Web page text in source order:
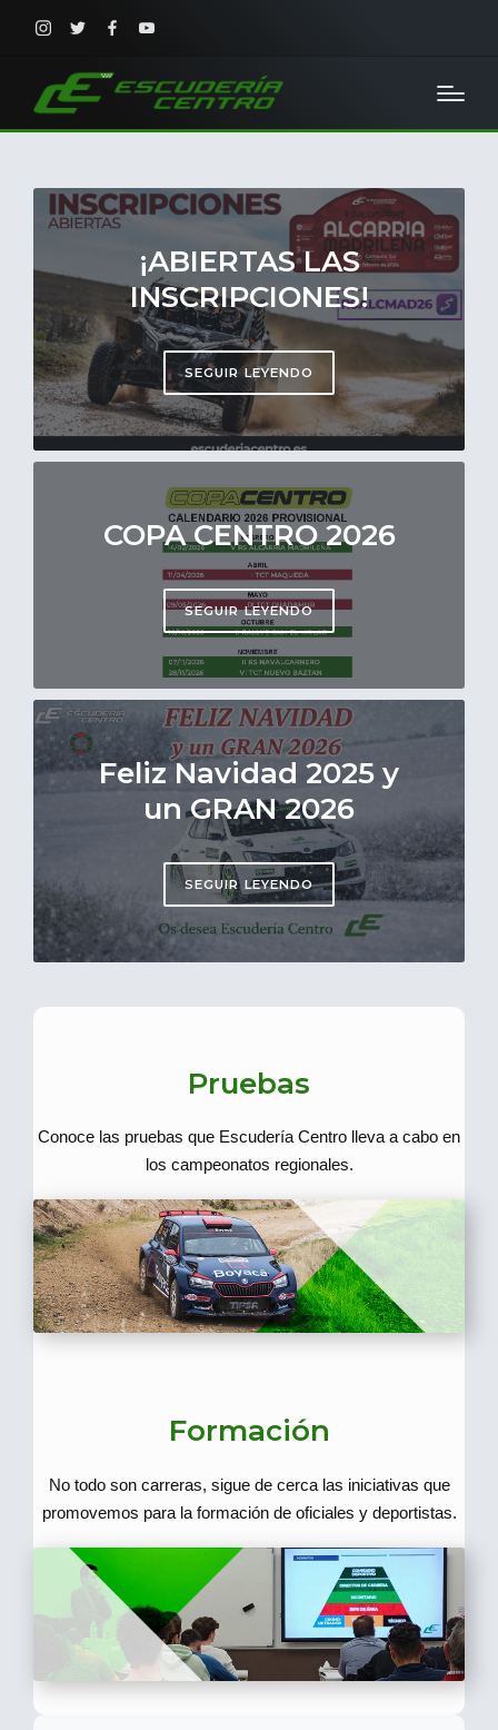
Instagram
TwitterFacebookYoutube
¡ABIERTAS LAS
INSCRIPCIONES!
SEGUIR LEYENDO
COPA CENTRO 2026
SEGUIR LEYENDO
Feliz Navidad 2025 y
un GRAN 2026
SEGUIR LEYENDO
Pruebas
Conoce las pruebas que Escudería Centro lleva a cabo en
los campeonatos regionales.
Formación
No todo son carreras, sigue de cerca las iniciativas que
promovemos para la formación de oficiales y deportistas.